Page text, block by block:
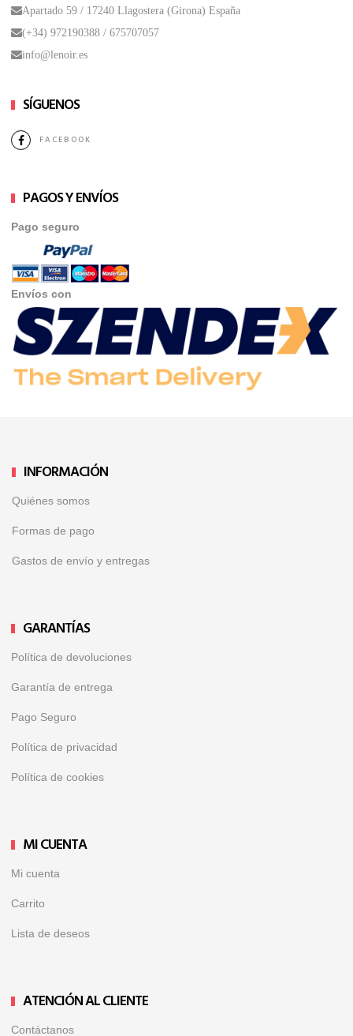
Apartado 59 / 17240 Llagostera (Girona) España
(+34) 972190388 / 675707057
info@lenoir.es
SÍGUENOS
FACEBOOK
PAGOS Y ENVÍOS
Pago seguro
Envíos con
INFORMACIÓN
Quiénes somos
Formas de pago
Gastos de envío y entregas
GARANTÍAS
Política de devoluciones
Garantía de entrega
Pago Seguro
Política de privacidad
Política de cookies
MI CUENTA
Mi cuenta
Carrito
Lista de deseos
ATENCIÓN AL CLIENTE
Contáctanos